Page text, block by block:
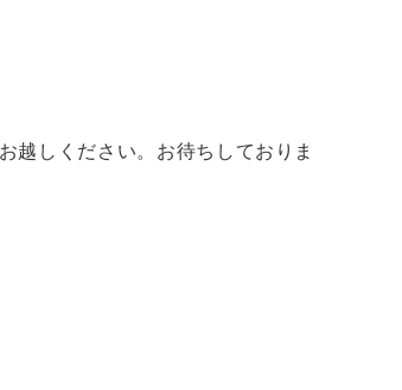
越しください。お待ちしておりま